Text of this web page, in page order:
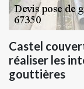
Castel
réaliser les
gouttières